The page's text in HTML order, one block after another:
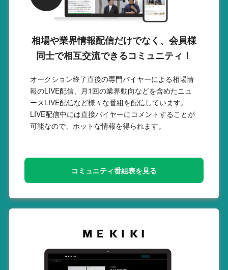
相場や業界情報配信だけでなく、会員様
同士で相互交流できるコミュニティ！
オークション終了直後の専門バイヤーによる相場情
報のLIVE配信、月1回の業界動向などを含めたニュ
ースLIVE配信など様々な番組を配信しています。
LIVE配信中には直接バイヤーにコメントすることが
可能なので、ホットな情報を得られます。
コミュニティ番組表を見る